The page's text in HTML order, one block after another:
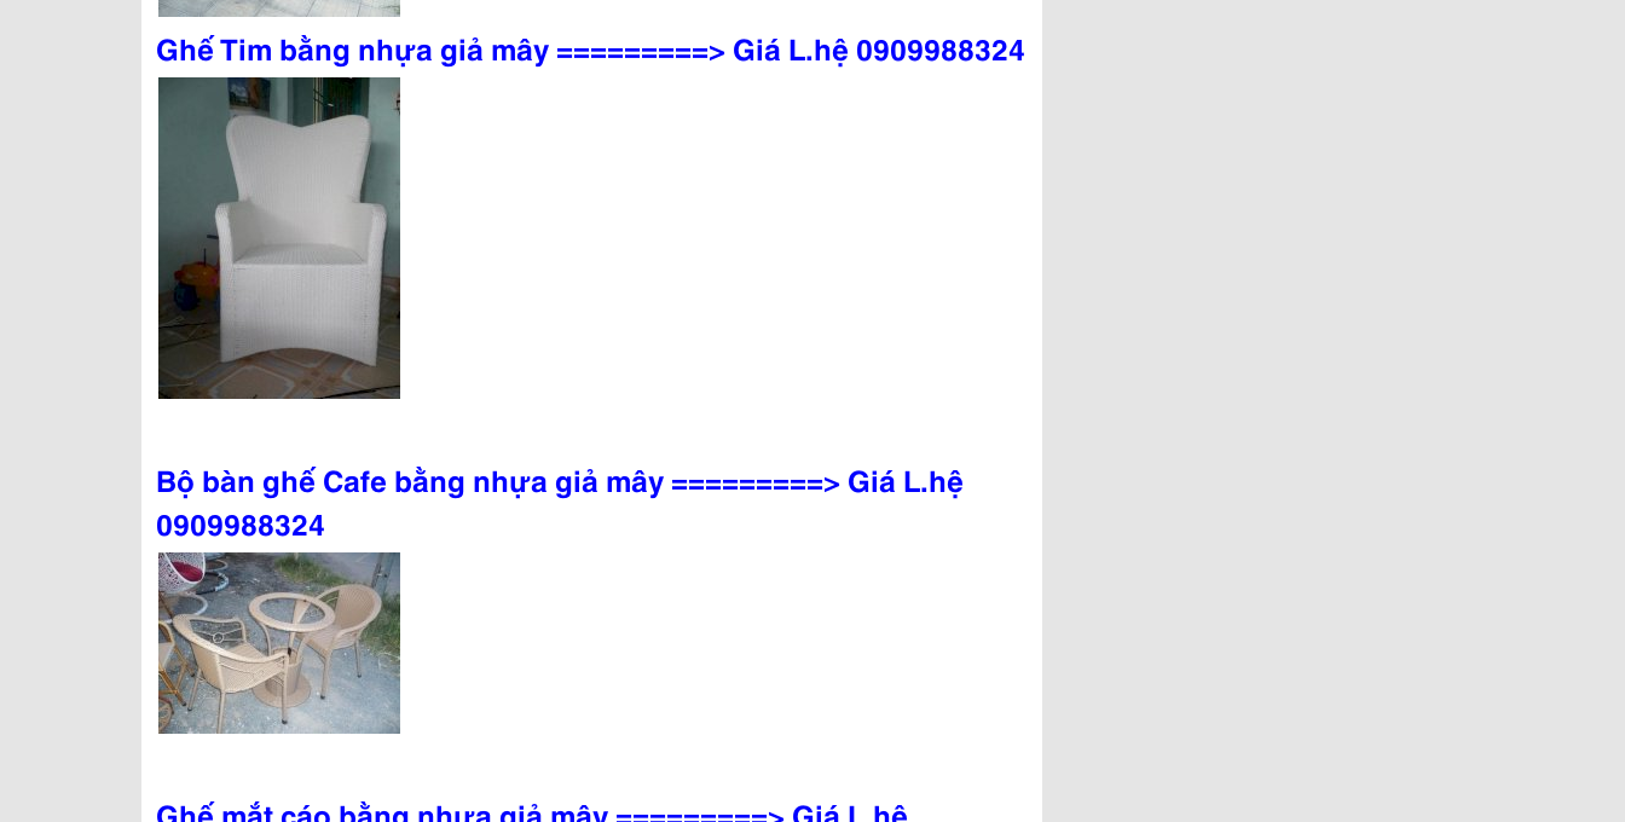
Ghế Tim bằng nhựa giả mây =========> Giá L.hệ 0909988324
Bộ bàn ghế Cafe bằng nhựa giả mây =========> Giá L.hệ
0909988324
Ghế mắt cáo bằng nhựa giả mây =========> Giá L.hệ